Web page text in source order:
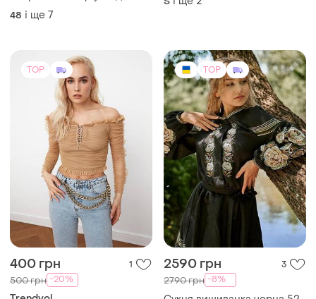
400 грн
-20%
Trendyol
Весняна блуза зі збірками
ХS
2590 грн 3
2790 грн -8%
Сукня вишиванка чорна 52
лляна
52